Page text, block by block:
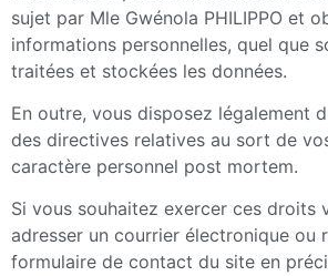
sujet par Mle Gwénola PHILIPPO et
informations personnelles, quel que
traitées et stockées les données.
En outre, vous disposez légalement
des directives relatives au sort de
caractère personnel post mortem.
Si vous souhaitez exercer ces droits
adresser un courrier électronique ou
formulaire de contact du site en